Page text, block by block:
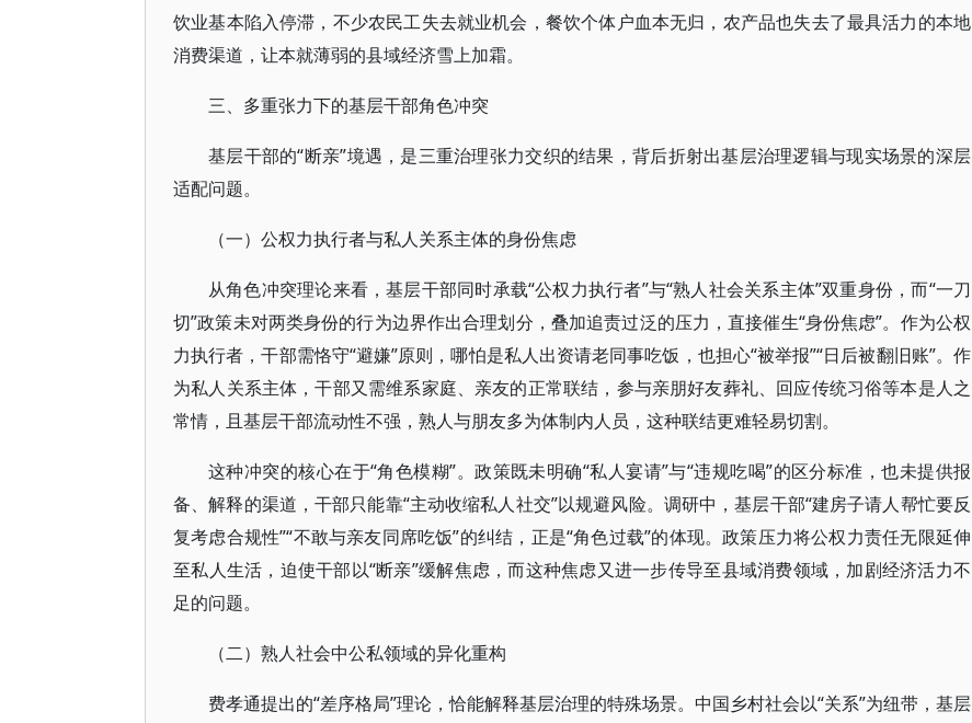
饮业基本陷入停滞，不少农民工失去就业机会，餐饮个体户血本无归，农产品也失去了最具活力的本地
消费渠道，让本就薄弱的县域经济雪上加霜。
三、多重张力下的基层干部角色冲突
基层干部的“断亲”境遇，是三重治理张力交织的结果，背后折射出基层治理逻辑与现实场景的深层
适配问题。
（一）公权力执行者与私人关系主体的身份焦虑
从角色冲突理论来看，基层干部同时承载“公权力执行者”与“熟人社会关系主体”双重身份，而“一刀
切”政策未对两类身份的行为边界作出合理划分，叠加追责过泛的压力，直接催生“身份焦虑”。作为公权
力执行者，干部需恪守“避嫌”原则，哪怕是私人出资请老同事吃饭，也担心“被举报”“日后被翻旧账”。作
为私人关系主体，干部又需维系家庭、亲友的正常联结，参与亲朋好友葬礼、回应传统习俗等本是人之
常情，且基层干部流动性不强，熟人与朋友多为体制内人员，这种联结更难轻易切割。
这种冲突的核心在于“角色模糊”。政策既未明确“私人宴请”与“违规吃喝”的区分标准，也未提供报
备、解释的渠道，干部只能靠“主动收缩私人社交”以规避风险。调研中，基层干部“建房子请人帮忙要反
复考虑合规性”“不敢与亲友同席吃饭”的纠结，正是“角色过载”的体现。政策压力将公权力责任无限延伸
至私人生活，迫使干部以“断亲”缓解焦虑，而这种焦虑又进一步传导至县域消费领域，加剧经济活力不
足的问题。
（二）熟人社会中公私领域的异化重构
费孝通提出的“差序格局”理论，恰能解释基层治理的特殊场景。中国乡村社会以“关系”为纽带，基层